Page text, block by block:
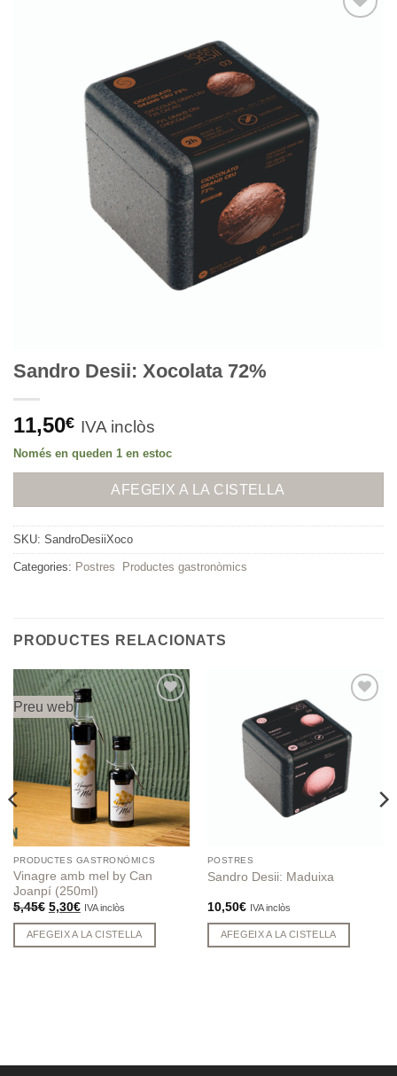
Sandro Desii: Xocolata 72%
11,50€ IVA inclòs
Només en queden 1 en estoc
AFEGEIX A LA CISTELLA
SKU: SandroDesiiXoco
Categories: Postres Productes gastronòmics
PRODUCTES RELACIONATS
Preu web
Afegeix
a
Favorits
PRODUCTES GASTRONÒMICS
Vinagre amb mel by Can
Joanpí (250ml)
5,45€ El
original
era:
5,30€El
actual
és:
IVA inclòs
AFEGEIX A LA CISTELLA
Afegeix
Favorits
POSTRES
Sandro Desii: Maduixa
10,50€ IVA inclòs
AFEGEIX A LA CISTELLA